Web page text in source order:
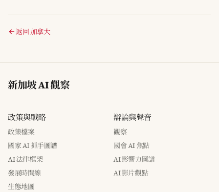
返回 加拿大
新加坡 AI 觀察
政策與戰略
政策檔案
國家 AI 抓手圖譜
AI 法律框架
發展時間線
生態地圖
辯論與聲音
觀察
國會 AI 焦點
AI 影響力圖譜
AI 影片觀點